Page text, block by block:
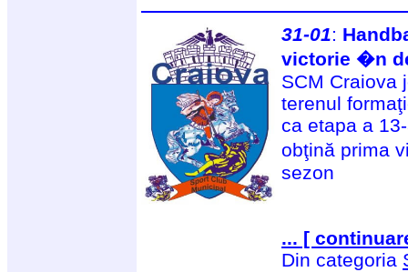
31-01:
victorie �n
SCM Craiova
terenul
ca etapa a
obţină prima
sezon
... [
Din categoria